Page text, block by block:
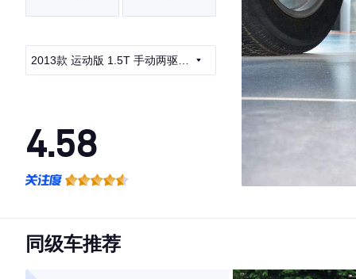
2013款 运动版 1.5T 手动两驱精
4.58
·空间表现较为优秀，优于64%同级车
同级车推荐